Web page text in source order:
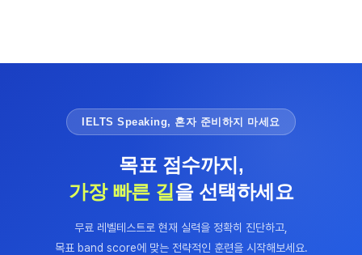
IELTS Speaking, 혼자 준비하지 마세요
목표 점수까지,
가장 빠른 길 을 선택하세요
무료 레벨테스트로 현재 실력을 정확히 진단하고,
목표 band score에 맞는 전략적인 훈련을 시작해보세요.